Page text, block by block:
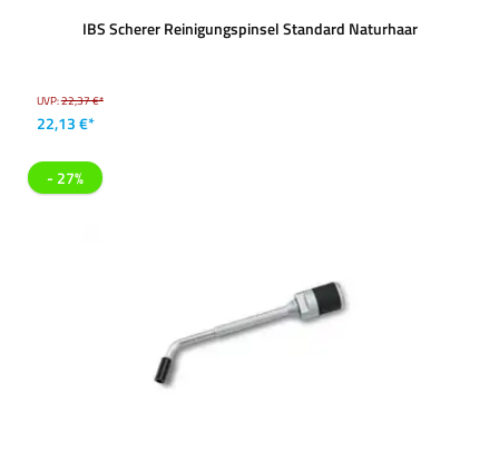
IBS Scherer Reinigungspinsel Standard Naturhaar
UVP:22,37 €*
22,13 €*
- 27%